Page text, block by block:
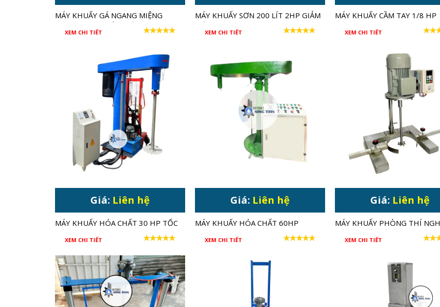
MÁY KHUẤY GÁ NGANG MIỆNG
XEM CHI TIẾT
MÁY KHUẤY SƠN 200 LÍT 2HP GIẢM
XEM CHI TIẾT
MÁY KHUẤY CẦM TAY 1/8 HP
XEM CHI TIẾT
Giá: Liên hệ
MÁY KHUẤY HÓA CHẤT 30 HP TỐC
XEM CHI TIẾT
Giá: Liên hệ
MÁY KHUẤY HÓA CHẤT 60HP
XEM CHI TIẾT
Giá: Liên hệ
MÁY KHUẤY PHÒNG THÍ
XEM CHI TIẾT